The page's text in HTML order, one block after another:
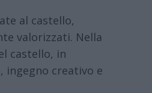
al castello,
valorizzati. Nella
castello, in
ingegno creativo e